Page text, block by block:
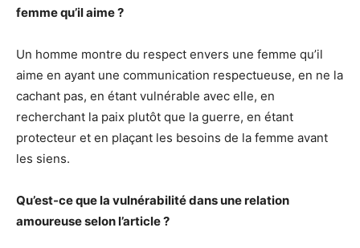
femme qu’il aime ?
Un homme montre du respect envers une femme qu’il
aime en ayant une communication respectueuse, en ne la
cachant pas, en étant vulnérable avec elle, en
recherchant la paix plutôt que la guerre, en étant
protecteur et en plaçant les besoins de la femme avant
les siens.
Qu’est-ce que la vulnérabilité dans une relation
amoureuse selon l’article ?